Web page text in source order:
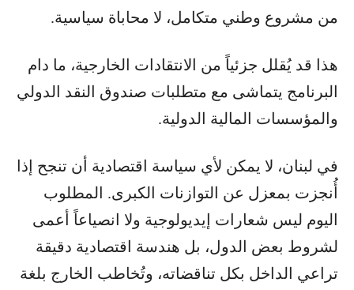
من مشروع وطني متكامل، لا محاباة سياسية.
هذا قد يُقلل جزئياً من الانتقادات الخارجية، ما دام
البرنامج يتماشى مع متطلبات صندوق النقد الدولي
والمؤسسات المالية الدولية.
في لبنان، لا يمكن لأي سياسة اقتصادية أن تنجح إذا
أُنجزت بمعزل عن التوازنات الكبرى. المطلوب
اليوم ليس شعارات إيديولوجية ولا انصياعاً أعمى
لشروط بعض الدول، بل هندسة اقتصادية دقيقة
تراعي الداخل بكل تناقضاته، وتُخاطب الخارج بلغة